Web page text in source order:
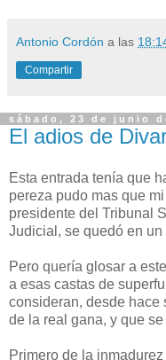
Antonio Cordón a las
Compartir
sábado, 23 de junio
El adios de
Esta entrada tenía que
pereza pudo mas que
presidente del Tribunal
Judicial, se quedó en un
Pero quería glosar a
a esas castas de
consideran, desde hace
de la real gana, y que
Primero de la